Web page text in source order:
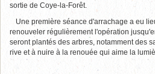
sortie de Coye-la-Forêt.
Une première séance d'arrachage a eu
renouveler régulièrement l'opération
seront plantés des arbres, notamment des
rive et à nuire à la renouée qui aime la